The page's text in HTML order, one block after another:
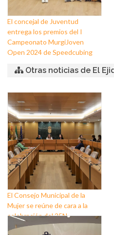
El concejal de Juventud
entrega los premios del I
Campeonato MurgiJoven
Open 2024 de Speedcubing
Otras noticias de El
El Consejo Municipal de la
Mujer se reúne de cara a la
celebración del 25N